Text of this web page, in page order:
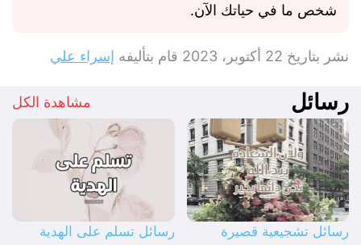
شخص ما في حياتك الآن.
نشر بتاريخ 22 أكتوبر، 2023 قام بتأليفه إسراء علي
رسائل مشاهدة الكل
رسائل تشجيعية قصيرة رسائل تسلم على الهدية